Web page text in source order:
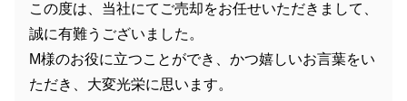
この度は、当社にてご売却をお任せいただきまして、
誠に有難うございました。
M様のお役に立つことができ、かつ嬉しいお言葉をい
ただき、大変光栄に思います。